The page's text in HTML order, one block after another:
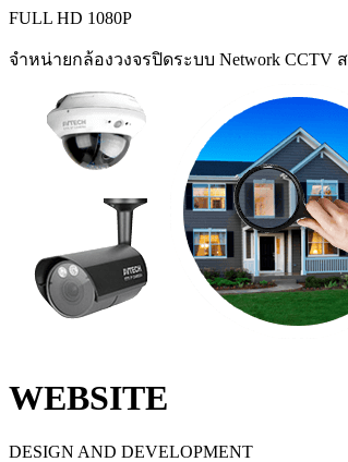
FULL HD 1080P
จำหน่ายกล้องวงจรปิดระบบ Network
WEBSITE
DESIGN AND DEVELOPMENT